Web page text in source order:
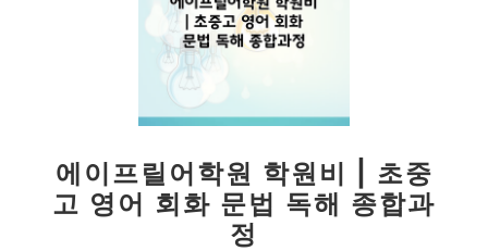
에이프릴어학원 학원비 | 초중
고 영어 회화 문법 독해 종합과
정